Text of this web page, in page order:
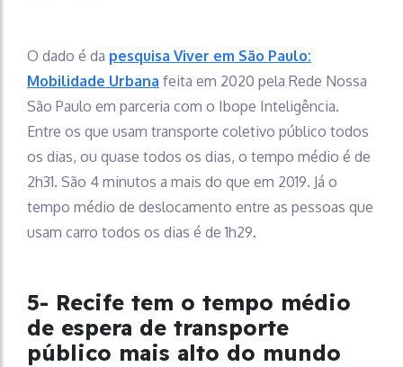
O dado é da pesquisa Viver em São Paulo:
Mobilidade Urbana feita em 2020 pela Rede Nossa
São Paulo em parceria com o Ibope Inteligência.
Entre os que usam transporte coletivo público todos
os dias, ou quase todos os dias, o tempo médio é de
2h31. São 4 minutos a mais do que em 2019. Já o
tempo médio de deslocamento entre as pessoas que
usam carro todos os dias é de 1h29.
5- Recife tem o tempo médio
de espera de transporte
público mais alto do mundo